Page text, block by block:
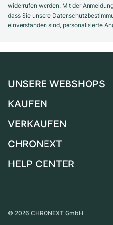
widerrufen werden. Mit der
dass Sie unsere
einverstanden sind, personalisierte
UNSERE WEBSHOPS
Deutschland
Schweiz
Frankreich
KAUFEN
Alle Luxusuhren
Independent Brands
VERKAUFEN
Uhr verkaufen
CHRONEXT
Über uns
Partner
HELP CENTER
Persönliche Abholung
© 2026 CHRONEXT GmbH